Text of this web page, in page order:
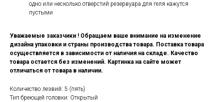
одно или несколько отверстий резервуара для геля кажутся
пустыми
Уважаемые заказчики ! Обращаем ваше внимание на изменение
дизайна упаковки и страны производства товара. Поставка товара
осуществляется в зависимости от наличия на складе. Качество
товара остается без изменений. Картинка на сайте может
отличаться от товара в наличии.
Количество лезвий: 5 (пять)
Тип бреющей головки: Открытый